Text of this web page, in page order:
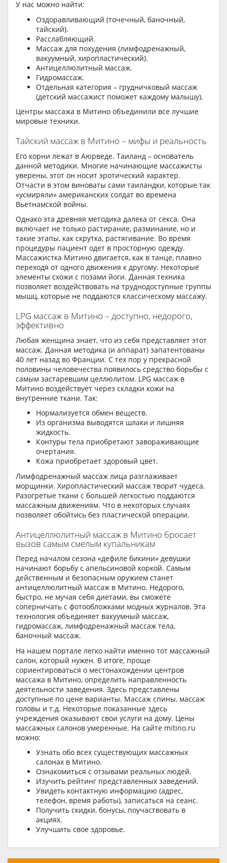
У нас можно найти:
Оздоравливающий (точечный, баночный,
тайский).
Расслабляющий.
Массаж для похудения (лимфодренажный,
вакуумный, хиропластический).
Антицеллюлитный массаж.
Гидромассаж.
Отдельная категория – грудничковый массаж
(детский массажист поможет каждому малышу).
Центры массажа в Митино объединили все лучшие
мировые техники.
Тайский массаж в Митино – мифы и реальность
Его корни лежат в Аюрведе. Таиланд – основатель
данной методики. Многие начинающие массажисты
уверены, этот он носит эротический характер.
Отчасти в этом виноваты сами таиландки, которые так
«усмиряли» американских солдат во времена
Вьетнамской войны.
Однако эта древняя методика далека от секса. Она
включает не только растирание, разминание, но и
такие этапы, как скрутка, растягивание. Во время
процедуры пациент одет в просторную одежду.
Массажистка Митино двигается, как в танце, плавно
переходя от одного движения к другому. Некоторые
элементы схожи с позами йоги. Данная техника
позволяет воздействовать на труднодоступные группы
мышц, которые не поддаются классическому массажу.
LPG массаж в Митино – доступно, недорого,
эффективно
Любая женщина знает, что из себя представляет этот
массаж. Данная методика (и аппарат) запатентованы
40 лет назад во Франции. С тех пор у прекрасной
половины человечества появилось средство борьбы с
самым застаревшим целлюлитом. LPG массаж в
Митино воздействует через складки кожи на
внутренние ткани. Так:
Нормализуется обмен веществ.
Из организма выводятся шлаки и лишняя
жидкость.
Контуры тела приобретают завораживающие
очертания.
Кожа приобретает здоровый цвет.
Лимфодренажный массаж лица разглаживает
морщинки. Хиропластический массаж творит чудеса.
Разогретые ткани с большей легкостью поддаются
массажным движениям. Что в некоторых случаях
позволяет обойтись без пластической операции.
Антицеллюлитный массаж в Митино бросает
вызов самым смелым купальникам
Перед началом сезона «дефиле бикини» девушки
начинают борьбу с апельсиновой коркой. Самым
действенным и безопасным оружием станет
антицеллюлитный массаж в Митино. Недорого,
быстро, не мучая себя диетами, вы сможете
соперничать с фотообложками модных журналов. Эта
технология объединяет вакуумный массаж,
гидромассаж, лимфодренажный массаж тела,
баночный массаж.
На нашем портале легко найти именно тот массажный
салон, который нужен. В итоге, проще
сориентироваться о местонахождении центров
массажа в Митино, определить направленность
деятельности заведения. Здесь представлены
доступные по цене варианты. Массаж спины, массаж
головы и т.д. Некоторые показанные здесь
учреждения оказывают свои услуги на дому. Цены
массажных салонов умеренные. На сайте mitino.ru
можно:
Узнать обо всех существующих массажных
салонах в Митино.
Ознакомиться с отзывами реальных людей.
Изучить рейтинг представленных заведений.
Увидеть контактную информацию (адрес,
телефон, время работы), записаться на сеанс.
Получить скидки, бонусы, поучаствовать в
акциях.
Улучшить свое здоровье.